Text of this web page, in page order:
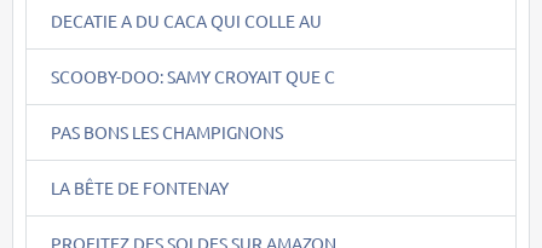
DECATIE A DU CACA QUI COLLE AU
SCOOBY-DOO: SAMY CROYAIT QUE C
PAS BONS LES CHAMPIGNONS
LA BÊTE DE FONTENAY